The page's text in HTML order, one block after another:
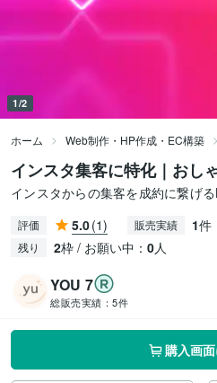
1/2
ホーム Web制作・HP作成・EC構築
インスタ集客に特化｜おし
インスタからの集客を成約に繋げ
評価 5.0(1) 販売実績 1件
残り 2枠 / お願い中： 0人
YOU 7
総販売実績： 5件
購入画